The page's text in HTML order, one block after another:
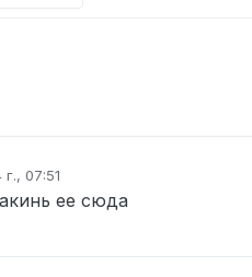
07:51
ее сюда